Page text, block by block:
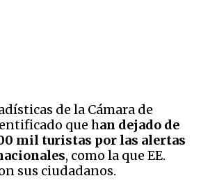
de la Cámara de
que han dejado de
mil turistas por las alertas
, como la que EE.
sus ciudadanos.